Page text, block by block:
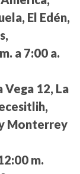
El Edén,
a 7:00 a.
Vega 12, La
Monterrey
m.